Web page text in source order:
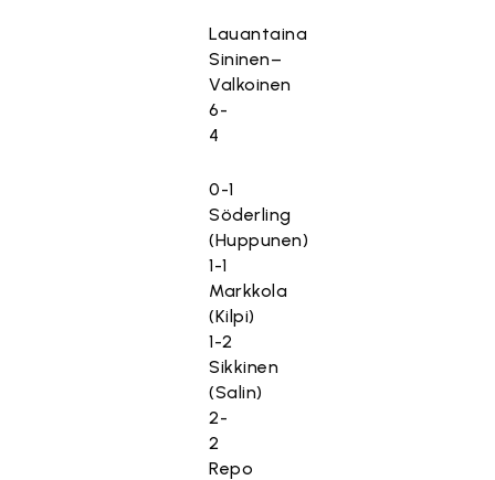
Lauantaina
Sininen–
Valkoinen
6-
4
0-1
Söderling
(Huppunen)
1-1
Markkola
(Kilpi)
1-2
Sikkinen
(Salin)
2-
2
Repo